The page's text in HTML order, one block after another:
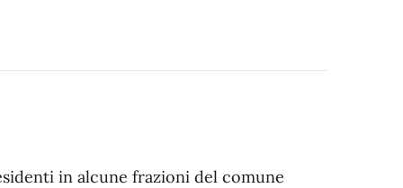
in alcune frazioni del comune